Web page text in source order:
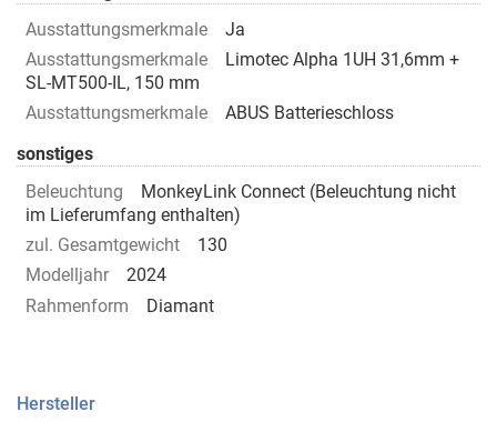
Ausstattungsmerkmale
Ja
Ausstattungsmerkmale
Limotec Alpha 1UH 31,6mm +
SL-MT500-IL, 150 mm
Ausstattungsmerkmale
ABUS Batterieschloss
sonstiges
Beleuchtung
MonkeyLink Connect (Beleuchtung nicht
im Lieferumfang enthalten)
zul. Gesamtgewicht
130
Modelljahr
2024
Rahmenform
Diamant
Hersteller